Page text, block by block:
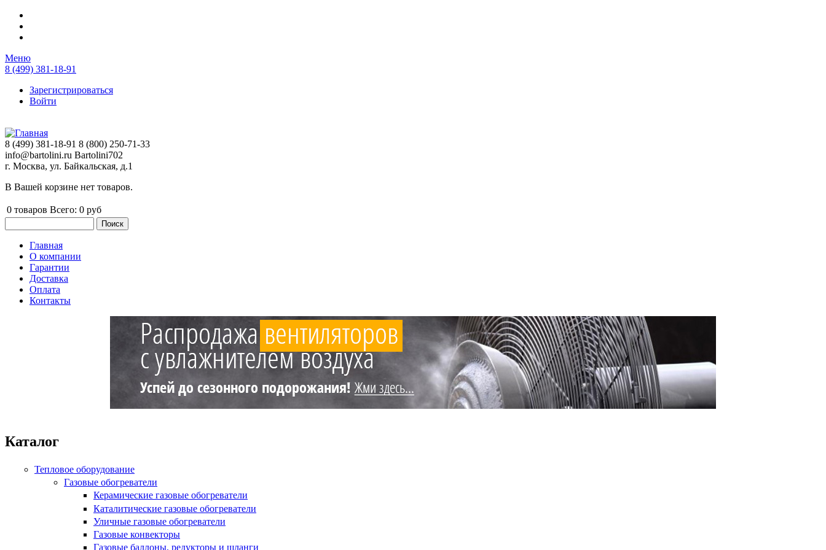
Перейти к основному содержанию
Меню
8 (499) 381-18-91
Зарегистрироваться
Войти
8 (499) 381-18-91 8 (800) 250-71-33
info@bartolini.ru Bartolini702
г. Москва, ул. Байкальская, д.1
В Вашей корзине нет товаров.
0 товаров Всего: 0 руб
Главное меню
Главная
О компании
Гарантии
Доставка
Оплата
Контакты
Каталог
Тепловое оборудование
Газовые обогреватели
Керамические газовые обогреватели
Каталитические газовые обогреватели
Уличные газовые обогреватели
Газовые конвекторы
Газовые баллоны, редукторы и шланги